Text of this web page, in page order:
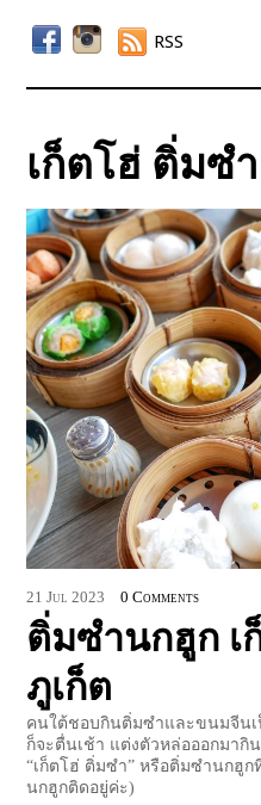
RSS
เก็ตโฮ่ ติ่มซ
21 Jul 2023 0 Comments
ติ่มซำนกฮูก เ
ภูเก็ต
คนใต้ชอบกินติ่มซำและขนมจีนเ
ก็จะตื่นเช้า แต่งตัวหล่อออกมา
“เก็ตโฮ่ ติ่มซำ” หรือติ่มซำนกฮูก
นกฮูกติดอยู่ค่ะ)